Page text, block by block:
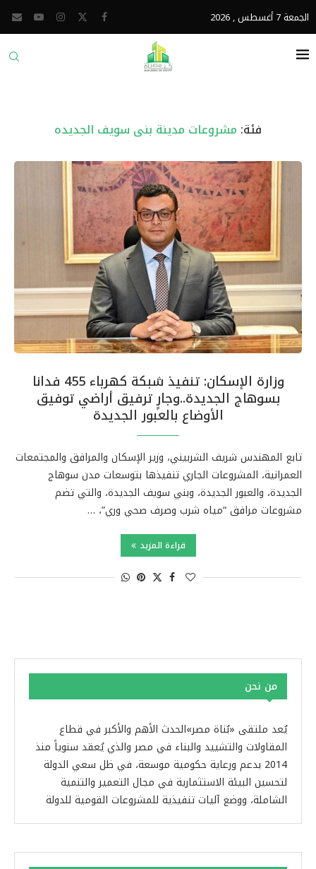
الجمعة 7 أغسطس , 2026
فئة: مشروعات مدينة بنى سويف الجديده
وزارة الإسكان: تنفيذ شبكة كهرباء 455 فدانا
بسوهاج الجديدة..وجارٍ ترفيق أراضي توفيق
الأوضاع بالعبور الجديدة
تابع المهندس شريف الشربيني، وزير الإسكان والمرافق والمجتمعات
العمرانية، المشروعات الجاري تنفيذها بتوسعات مدن سوهاج
الجديدة، والعبور الجديدة، وبني سويف الجديدة، والتي تضم
مشروعات مرافق “مياه شرب وصرف صحي وري”، …
قراءة المزيد
من نحن
يُعد ملتقى «بُناة مصر»الحدث الأهم والأكبر في قطاع
المقاولات والتشييد والبناء في مصر والذي يُعقد سنوياً منذ
2014 بدعم ورعاية حكومية موسعة، في ظل سعي الدولة
لتحسين البيئة الاستثمارية في مجال التعمير والتنمية
الشاملة، ووضع آليات تنفيذية للمشروعات القومية للدولة